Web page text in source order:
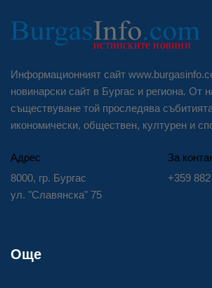
Информационният сайт
новинарски сайт в Бургас и региона. От
съществуване той проследява
икономически, обществен, културен и
Адрес
8000, гр. Бургас
ул. "Славянска" 75
За
+359
Още